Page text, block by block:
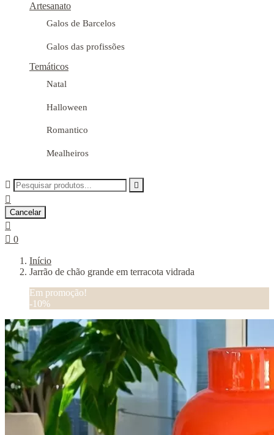
Artesanato
Galos de Barcelos
Galos das profissões
Temáticos
Natal
Halloween
Romantico
Mealheiros
 

Cancelar

 0
Início
Jarrão de chão grande em terracota vidrada
Em promoção!
-10%